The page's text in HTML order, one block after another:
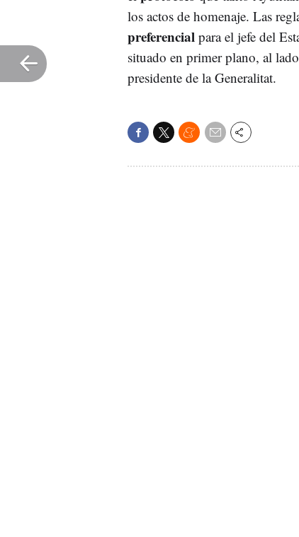
los actos de homenaje. Las
preferencial para el jefe del
situado en primer plano, al
presidente de la Generalitat.